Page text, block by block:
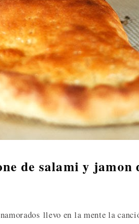
de salami y jamon
llevo en la mente la